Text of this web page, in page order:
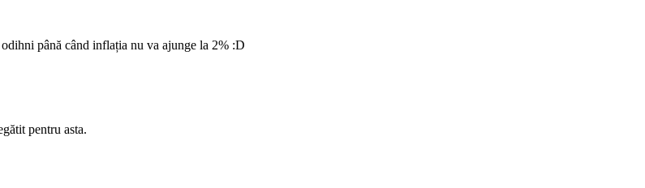
până când inflația nu va ajunge la 2% :D
pentru asta.